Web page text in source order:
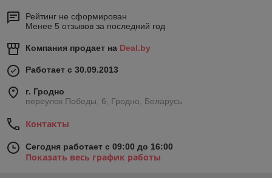
Рейтинг не сформирован
Менее 5 отзывов за последний год
Компания продает на Deal.by
Работает с 30.09.2013
г. Гродно
переулок Победы, 6, Гродно, Беларусь
Контакты
Сегодня работает с 09:00 до 16:00
Показать весь график работы